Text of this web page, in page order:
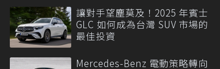
讓對手望塵莫及！2025 年賓士
GLC 如何成為台灣 SUV 市場的
最佳投資
Mercedes-Benz 電動策略轉向